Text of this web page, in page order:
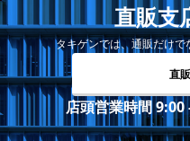
直販支
タキゲンでは、通販だけ
直
店頭営業時間 9:00